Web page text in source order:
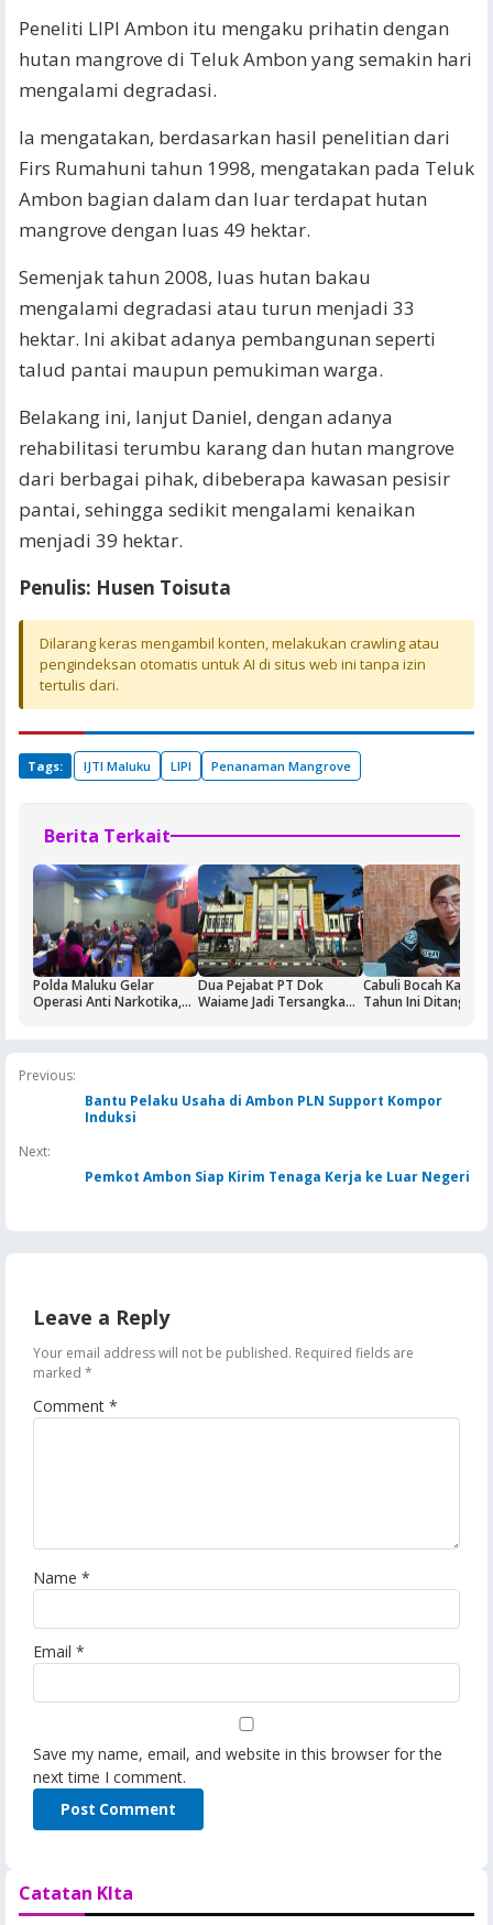
Peneliti LIPI Ambon itu mengaku prihatin dengan
hutan mangrove di Teluk Ambon yang semakin hari
mengalami degradasi.
Ia mengatakan, berdasarkan hasil penelitian dari
Firs Rumahuni tahun 1998, mengatakan pada Teluk
Ambon bagian dalam dan luar terdapat hutan
mangrove dengan luas 49 hektar.
Semenjak tahun 2008, luas hutan bakau
mengalami degradasi atau turun menjadi 33
hektar. Ini akibat adanya pembangunan seperti
talud pantai maupun pemukiman warga.
Belakang ini, lanjut Daniel, dengan adanya
rehabilitasi terumbu karang dan hutan mangrove
dari berbagai pihak, dibeberapa kawasan pesisir
pantai, sehingga sedikit mengalami kenaikan
menjadi 39 hektar.
Penulis: Husen Toisuta
Dilarang keras mengambil konten, melakukan crawling atau
pengindeksan otomatis untuk AI di situs web ini tanpa izin
tertulis dari.
Tags: IJTI Maluku LIPI Penanaman Mangrove
Berita Terkait
Polda Maluku Gelar
Operasi Anti Narkotika,
Dua Pejabat PT Dok
Waiame Jadi Tersangka
Cabuli Bocah Kakek
Tahun Ini Ditangkap
Previous:
Bantu Pelaku Usaha di Ambon PLN Support Kompor
Induksi
Next:
Pemkot Ambon Siap Kirim Tenaga Kerja ke Luar Negeri
Leave a Reply
Your email address will not be published. Required fields are
marked *
Comment *
Name *
Email *
Save my name, email, and website in this browser for the
next time I comment.
Catatan KIta